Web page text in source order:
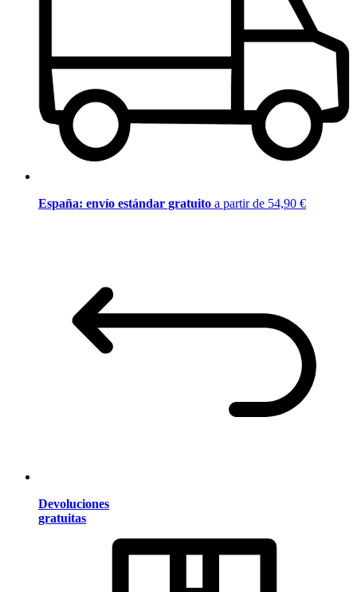
España: envío estándar gratuito a partir de 54,90 €
Devoluciones
gratuitas